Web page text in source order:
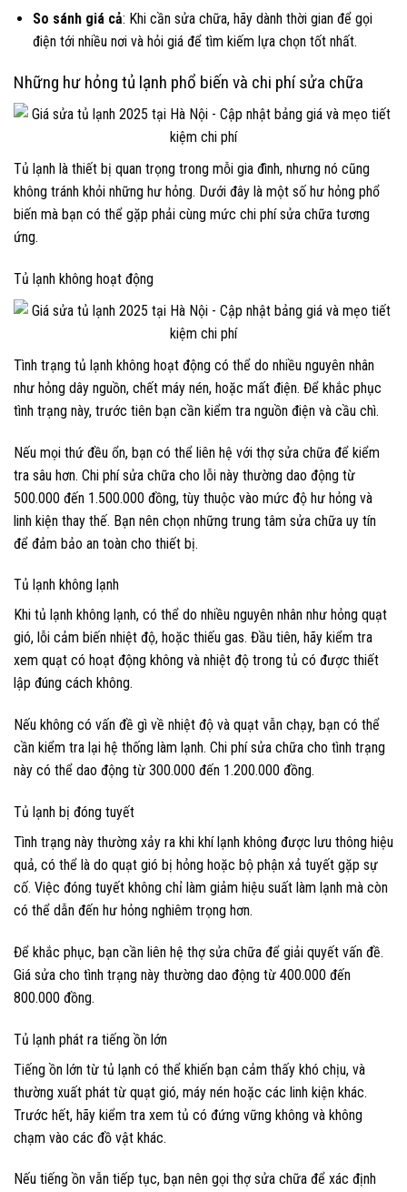
So sánh giá cả: Khi cần sửa chữa, hãy dành thời gian để gọi
điện tới nhiều nơi và hỏi giá để tìm kiếm lựa chọn tốt nhất.
Những hư hỏng tủ lạnh phổ biến và chi phí sửa chữa
Tủ lạnh là thiết bị quan trọng trong mỗi gia đình, nhưng nó cũng
không tránh khỏi những hư hỏng. Dưới đây là một số hư hỏng phổ
biến mà bạn có thể gặp phải cùng mức chi phí sửa chữa tương
ứng.
Tủ lạnh không hoạt động
Tình trạng tủ lạnh không hoạt động có thể do nhiều nguyên nhân
như hỏng dây nguồn, chết máy nén, hoặc mất điện. Để khắc phục
tình trạng này, trước tiên bạn cần kiểm tra nguồn điện và cầu chì.
Nếu mọi thứ đều ổn, bạn có thể liên hệ với thợ sửa chữa để kiểm
tra sâu hơn. Chi phí sửa chữa cho lỗi này thường dao động từ
500.000 đến 1.500.000 đồng, tùy thuộc vào mức độ hư hỏng và
linh kiện thay thế. Bạn nên chọn những trung tâm sửa chữa uy tín
để đảm bảo an toàn cho thiết bị.
Tủ lạnh không lạnh
Khi tủ lạnh không lạnh, có thể do nhiều nguyên nhân như hỏng quạt
gió, lỗi cảm biến nhiệt độ, hoặc thiếu gas. Đầu tiên, hãy kiểm tra
xem quạt có hoạt động không và nhiệt độ trong tủ có được thiết
lập đúng cách không.
Nếu không có vấn đề gì về nhiệt độ và quạt vẫn chạy, bạn có thể
cần kiểm tra lại hệ thống làm lạnh. Chi phí sửa chữa cho tình trạng
này có thể dao động từ 300.000 đến 1.200.000 đồng.
Tủ lạnh bị đóng tuyết
Tình trạng này thường xảy ra khi khí lạnh không được lưu thông hiệu
quả, có thể là do quạt gió bị hỏng hoặc bộ phận xả tuyết gặp sự
cố. Việc đóng tuyết không chỉ làm giảm hiệu suất làm lạnh mà còn
có thể dẫn đến hư hỏng nghiêm trọng hơn.
Để khắc phục, bạn cần liên hệ thợ sửa chữa để giải quyết vấn đề.
Giá sửa cho tình trạng này thường dao động từ 400.000 đến
800.000 đồng.
Tủ lạnh phát ra tiếng ồn lớn
Tiếng ồn lớn từ tủ lạnh có thể khiến bạn cảm thấy khó chịu, và
thường xuất phát từ quạt gió, máy nén hoặc các linh kiện khác.
Trước hết, hãy kiểm tra xem tủ có đứng vững không và không
chạm vào các đồ vật khác.
Nếu tiếng ồn vẫn tiếp tục, bạn nên gọi thợ sửa chữa để xác định